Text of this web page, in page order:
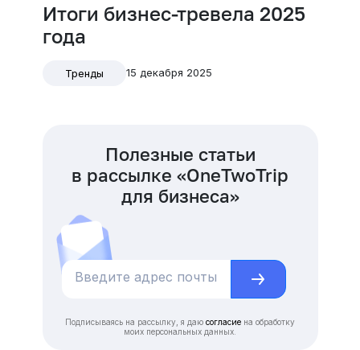
Итоги бизнес-тревела 2025
года
Тренды 15 декабря 2025
Полезные статьи
в рассылке «OneTwoTrip
для бизнеса»
Подписываясь на рассылку, я даю согласие на обработку
моих персональных данных.